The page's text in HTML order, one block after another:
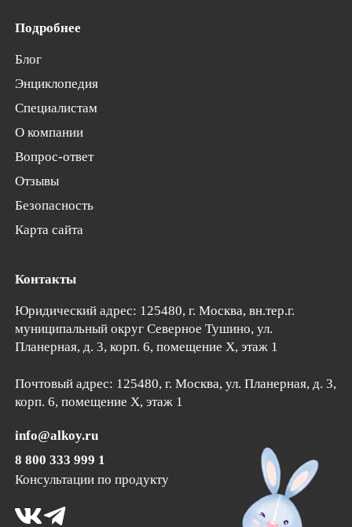
Подробнее
Блог
Энциклопедия
Специалистам
О компании
Вопрос-ответ
Отзывы
Безопасность
Карта сайта
Контакты
Юридический адрес: 125480, г. Москва, вн.тер.г.
муниципальный округ Северное Тушино,ул.
Планерная, д. 3, корп. 6, помещение Х, этаж 1
Почтовый адрес: 125480, г.Москва, ул. Планерная, д. 3,
корп. 6, помещение Х, этаж 1
info@alkoy.ru
8 800 333 999 1
Консультации по продукту